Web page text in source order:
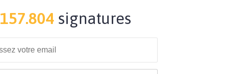
157.804signatures